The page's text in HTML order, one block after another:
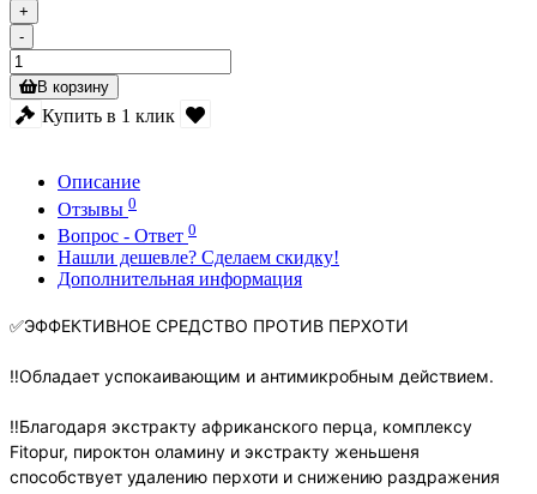
+
-
В корзину
Купить в 1 клик
Описание
Отзывы 0
Вопрос - Ответ 0
Нашли дешевле? Сделаем скидку!
Дополнительная информация
✅ЭФФЕКТИВНОЕ СРЕДСТВО ПРОТИВ ПЕРХОТИ
‼️Обладает успокаивающим и антимикробным действием.
‼️Благодаря экстракту африканского перца, комплексу
Fitopur, пироктон оламину и экстракту женьшеня
способствует удалению перхоти и снижению раздражения